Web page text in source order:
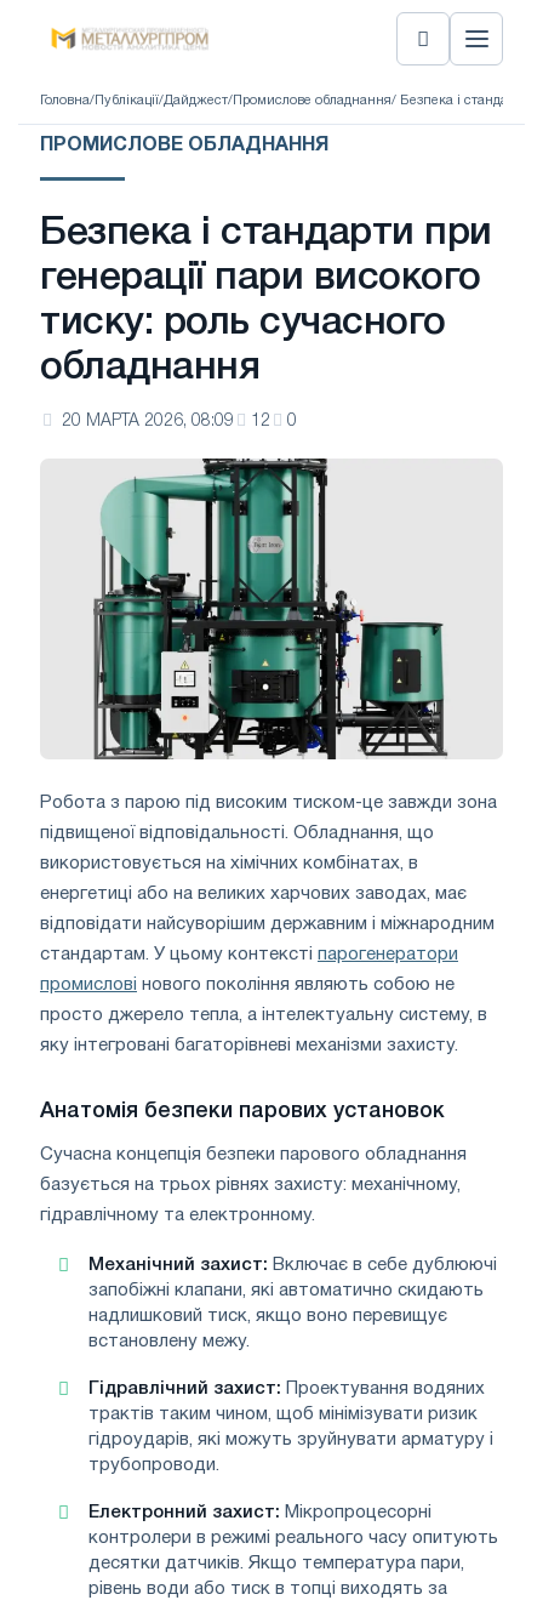
Головна/ Публікації/Дайджест/ Промислове обладнання/ Безпека і стандарти
ПРОМИСЛОВЕ ОБЛАДНАННЯ
Безпека і стандарти при
генерації пари високого
тиску: роль сучасного
обладнання
20 МАРТА 2026, 08:09 12 0
Робота з парою під високим тиском-це завжди зона
підвищеної відповідальності. Обладнання, що
використовується на хімічних комбінатах, в
енергетиці або на великих харчових заводах, має
відповідати найсуворішим державним і міжнародним
стандартам. У цьому контексті парогенератори
промислові нового покоління являють собою не
просто джерело тепла, а інтелектуальну систему, в
яку інтегровані багаторівневі механізми захисту.
Анатомія безпеки парових установок
Сучасна концепція безпеки парового обладнання
базується на трьох рівнях захисту: механічному,
гідравлічному та електронному.
Механічний захист: Включає в себе дублюючі
запобіжні клапани, які автоматично скидають
надлишковий тиск, якщо воно перевищує
встановлену межу.
Гідравлічний захист: Проектування водяних
трактів таким чином, щоб мінімізувати ризик
гідроударів, які можуть зруйнувати арматуру і
трубопроводи.
Електронний захист: Мікропроцесорні
контролери в режимі реального часу опитують
десятки датчиків. Якщо температура пари,
рівень води або тиск в топці виходять за